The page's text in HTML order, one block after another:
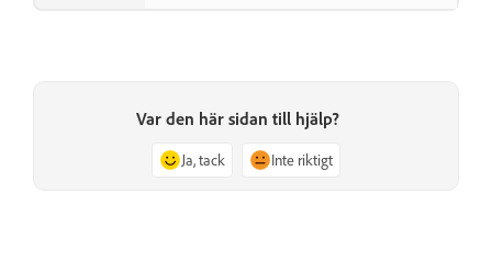
Var den här sidan till hjälp?
Ja, tack Inte riktigt